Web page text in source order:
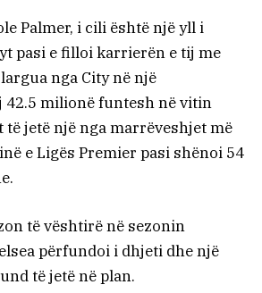
Palmer, i cili është një yll i
pasi e filloi karrierën e tij me
nga City në një
42.5 milionë funtesh në vitin
të jetë një nga marrëveshjet më
e Ligës Premier pasi shënoi 54
të vështirë në sezonin
përfundoi i dhjeti dhe një
të jetë në plan.